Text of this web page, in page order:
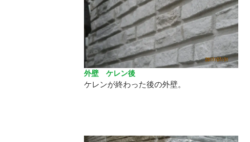
外壁 ケレン後
ケレンが終わった後の外壁。